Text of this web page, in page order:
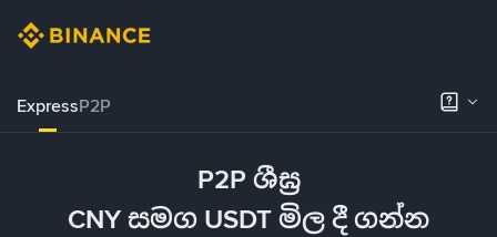
ExpressP2P
P2P ශීඝ්‍ර
CNY සමග USDT මිල දී ගන්න